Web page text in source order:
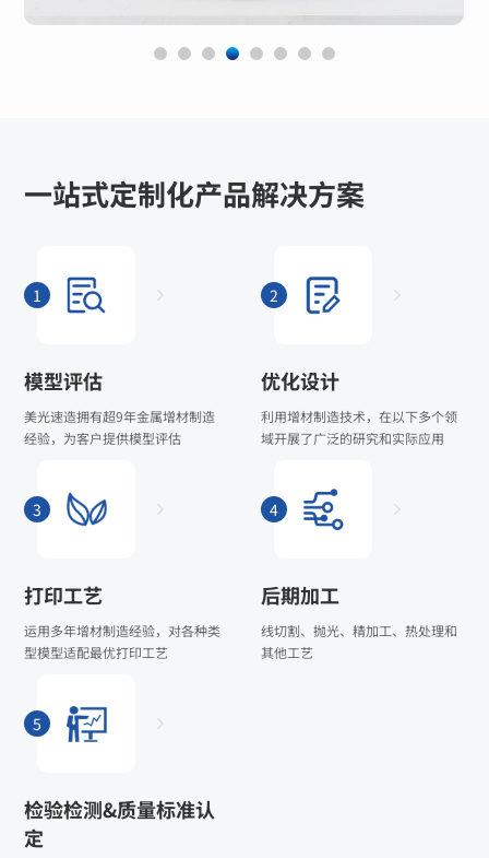
一站式定制化产品解决方案
1
模型评估
美光速造拥有超9年金属增材制造
经验，为客户提供模型评估
2
优化设计
利用增材制造技术，在以下多个领
域开展了广泛的研究和实际应用
3
打印工艺
运用多年增材制造经验，对各种类
型模型适配最优打印工艺
4
后期加工
线切割、抛光、精加工、热处理和
其他工艺
5
检验检测&质量标准认
定